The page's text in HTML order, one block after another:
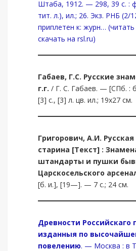
Штаба, 1912. — 298, 39 с. :
тит. л.), ил.; 26. Экз. РНБ (2/
приплетен к: журн…
скачать на rsl.ru)
Габаев, Г.С. Русские
г.г. / Г. С. Габаев. — [СПб. :
[3] с., [3] л. цв. ил.; 19х27 см.
Григорович, А.И.
старина [Текст] :
штандарты и пушки
Царскосельского
[б. и.], [19—]. — 7 с.; 24 см.
Древности Российскаго
изданныя по
повелению. — Москва : в